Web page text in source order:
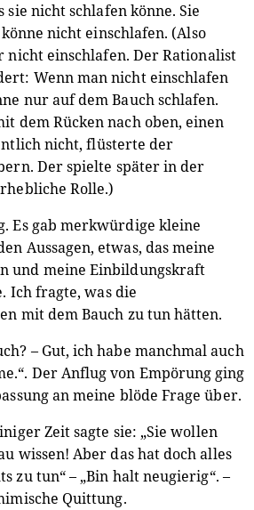
sie nicht schlafen könne. Sie
nicht einschlafen. (Also
nicht einschlafen. Der Rationalist
Wenn man nicht einschlafen
nur auf dem Bauch schlafen.
dem Rücken nach oben, einen
nicht, flüsterte der
Der spielte später in der
Rolle.)
Es gab merkwürdige kleine
Aussagen, etwas, das meine
und meine Einbildungskraft
Ich fragte, was die
mit dem Bauch zu tun hätten.
– Gut, ich habe manchmal auch
Der Anflug von Empörung ging
an meine blöde Frage über.
Zeit sagte sie: „Sie wollen
wissen! Aber das hat doch alles
zu tun“ – „Bin halt neugierig“. –
Quittung.